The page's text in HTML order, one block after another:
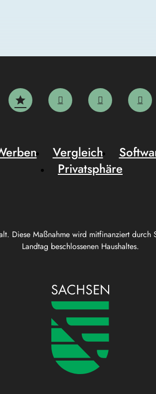
Diese Maßnahme wird mitfinanziert
Landtag beschlossenen Haushaltes.
Vergleich
Privatsphäre